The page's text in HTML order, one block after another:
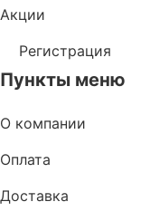
Акции
Регистрация
Пункты меню
О компании
Оплата
Доставка